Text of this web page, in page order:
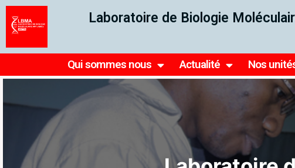
Laboratoire de Biologie
Qui sommes nous Actualité Nos